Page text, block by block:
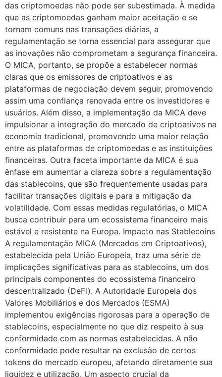
das criptomoedas não pode ser subestimada. À medida
que as criptomoedas ganham maior aceitação e se
tornam comuns nas transações diárias, a
regulamentação se torna essencial para assegurar que
as inovações não comprometam a segurança financeira.
O MICA, portanto, se propõe a estabelecer normas
claras que os emissores de criptoativos e as
plataformas de negociação devem seguir, promovendo
assim uma confiança renovada entre os investidores e
usuários. Além disso, a implementação da MICA deve
impulsionar a integração do mercado de criptoativos na
economia tradicional, promovendo uma maior relação
entre as plataformas de criptomoedas e as instituições
financeiras. Outra faceta importante da MICA é sua
ênfase em aumentar a clareza sobre a regulamentação
das stablecoins, que são frequentemente usadas para
facilitar transações digitais e para a mitigação da
volatilidade. Com essas medidas regulatórias, o MICA
busca contribuir para um ecossistema financeiro mais
estável e resistente na Europa. Impacto nas Stablecoins
A regulamentação MICA (Mercados em Criptoativos),
estabelecida pela União Europeia, traz uma série de
implicações significativas para as stablecoins, um dos
principais componentes do ecossistema financeiro
descentralizado (DeFi). A Autoridade Europeia dos
Valores Mobiliários e dos Mercados (ESMA)
implementou exigências rigorosas para a operação de
stablecoins, especialmente no que diz respeito à sua
conformidade com as normas estabelecidas. A não
conformidade pode resultar na exclusão de certos
tokens do mercado europeu, afetando diretamente sua
liquidez e utilização. Um aspecto crucial da